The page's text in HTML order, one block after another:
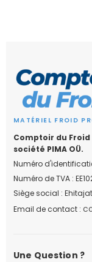
MATÉRIEL FROID
Comptoir du
société PIMA OÜ.
Numéro
Numéro de TVA :
Siège social :
Email de contact :
Une Question ?